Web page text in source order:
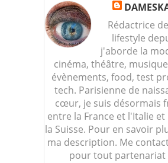
Rédactrice
lifestyle
j'aborde la
cinéma, théâtre,
évènements, food, test
tech. Parisienne de
cœur, je suis désormais
entre la France et l'Italie
la Suisse. Pour en savoir
ma description. Me
pour tout partenariat